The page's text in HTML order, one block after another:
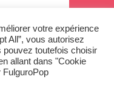
votre expérience
All”, vous autorisez
pouvez toutefois choisir
allant dans "Cookie
FulguroPop